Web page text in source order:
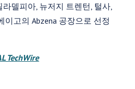
델피아, 뉴저지 트렌턴, 털사,
이고의 Abzena 공장으로 선정
TechWire